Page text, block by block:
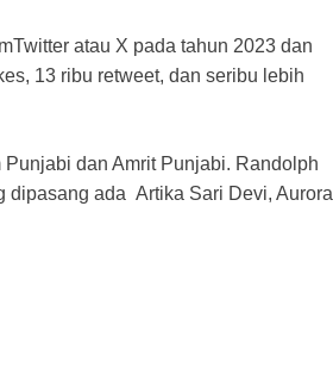
atau X pada tahun 2023 dan
13 ribu retweet, dan seribu lebih
dan Amrit Punjabi. Randolph
dipasang ada Artika Sari Devi, Aurora